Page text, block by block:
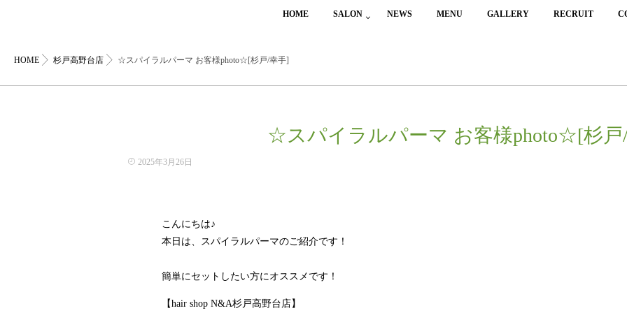
HOME SALON NEWS MENU GALLERY RECRUIT
HOME 杉戸高野台店 ☆スパイラルパーマ お客様photo☆[杉戸/幸手]
☆スパイラルパーマ お客様photo☆[杉戸
2025年3月26日
こんにちは♪
本日は、スパイラルパーマのご紹介です！
簡単にセットしたい方にオススメです！
【hair shop N&A杉戸高野台店】